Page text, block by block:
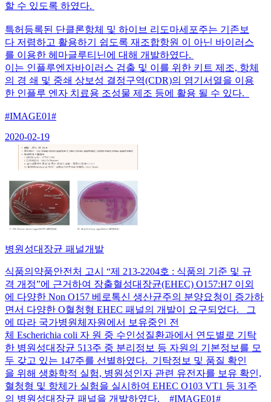
할 수 있도록 하였다.
특허등록된 단클론항체 및 하이브 리도마세포주는 기존보
다 저렴하고 활용하기 쉽도록 재조합항원 이 아닌 바이러스
를 이용한 헤마글루티닌에 대해 개발하였다.
이는 인플루엔자바이러스 검출 및 이를 위한 키트 제조, 항체
의 경 쇄 및 중쇄 상보성 결정구역(CDR)의 염기서열을 이용
한 인플루 엔자 치료용 조성물 제조 등에 활용 될 수 있다.
#IMAGE01#
2020-02-19
병원성대장균 패널개발
식품의약품안전처 고시 “제 213-2204호 : 식품의 기준 및 규
격 개정”에 근거하여 장출혈성대장균(EHEC) O157:H7 이외
에 다양한 Non O157 베로톡신 생산균주의 분양요청이 증가하
면서 다양한 O혈청형 EHEC 패널의 개발이 요구되었다. 그
에 따라 국가병원체자원에서 보유중인 전
체 Escherichia coli 자 원 중 수인성질환과에서 연도별로 기탁
한 병원성대장균 513주 중 분리정보 등 자원의 기본정보를 모
두 갖고 있는 147주를 선별하였다. 기탁정보 및 품질 확인
을 위해 생화학적 실험, 병원성인자 관련 유전자를 보유 확인,
혈청형 및 항체가 실험을 실시하여 EHEC O103 VT1 등 31주
의 병원성대장균 패널을 개발하였다. #IMAGE01#